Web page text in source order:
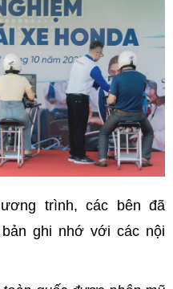
trình, các bên đã
ghi nhớ với các nội